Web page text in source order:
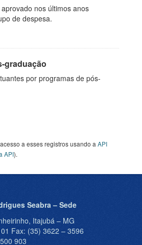
nos últimos anos
de despesa.
graduação
por programas de pós-
a esses registros usando a API
API).
Seabra – Sede
Itajubá – MG
Fax: (35) 3622 – 3596
903